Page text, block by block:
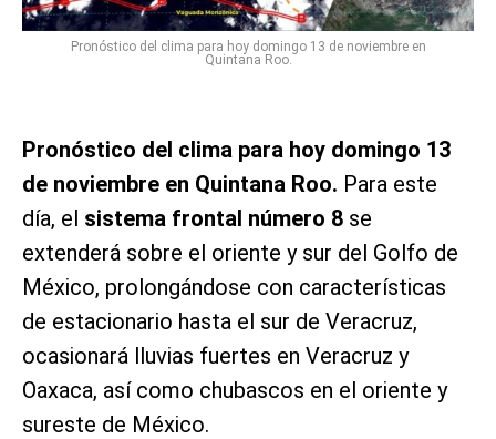
Pronóstico del clima para hoy domingo 13 de noviembre en
Quintana Roo.
Pronóstico del clima para hoy domingo 13
de noviembre en Quintana Roo. Para este
día, el sistema frontal número 8 se
extenderá sobre el oriente y sur del Golfo de
México, prolongándose con características
de estacionario hasta el sur de Veracruz,
ocasionará lluvias fuertes en Veracruz y
Oaxaca, así como chubascos en el oriente y
sureste de México.